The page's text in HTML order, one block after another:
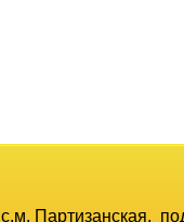
с.м. Партизанская,